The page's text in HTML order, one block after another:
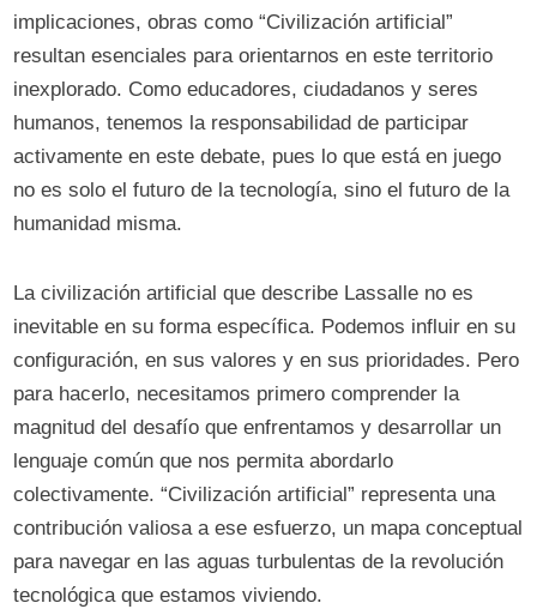
implicaciones, obras como “Civilización artificial”
resultan esenciales para orientarnos en este territorio
inexplorado. Como educadores, ciudadanos y seres
humanos, tenemos la responsabilidad de participar
activamente en este debate, pues lo que está en juego
no es solo el futuro de la tecnología, sino el futuro de la
humanidad misma.
La civilización artificial que describe Lassalle no es
inevitable en su forma específica. Podemos influir en su
configuración, en sus valores y en sus prioridades. Pero
para hacerlo, necesitamos primero comprender la
magnitud del desafío que enfrentamos y desarrollar un
lenguaje común que nos permita abordarlo
colectivamente. “Civilización artificial” representa una
contribución valiosa a ese esfuerzo, un mapa conceptual
para navegar en las aguas turbulentas de la revolución
tecnológica que estamos viviendo.